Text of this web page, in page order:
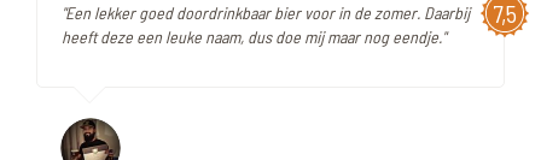
7,5
"Een lekker goed doordrinkbaar bier voor in de zomer. Daarbij
heeft deze een leuke naam, dus doe mij maar nog eendje."